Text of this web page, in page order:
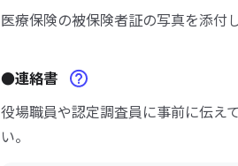
医療保険の被保険者証の写真を添付
●連絡書
役場職員や認定調査員に事前に伝え
い。